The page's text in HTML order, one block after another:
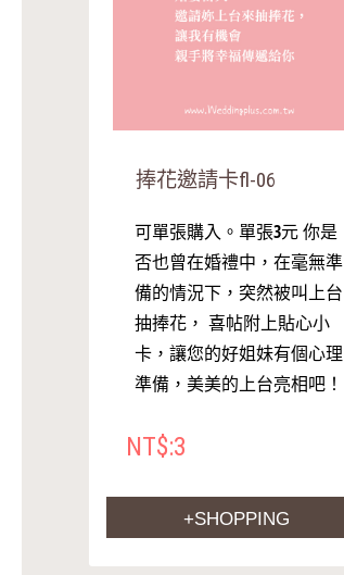
捧花邀請卡fl-06
可單張購入。單張3元 你是
否也曾在婚禮中，在毫無準
備的情況下，突然被叫上台
抽捧花， 喜帖附上貼心小
卡，讓您的好姐妹有個心理
準備，美美的上台亮相吧！
NT$:3
+SHOPPING